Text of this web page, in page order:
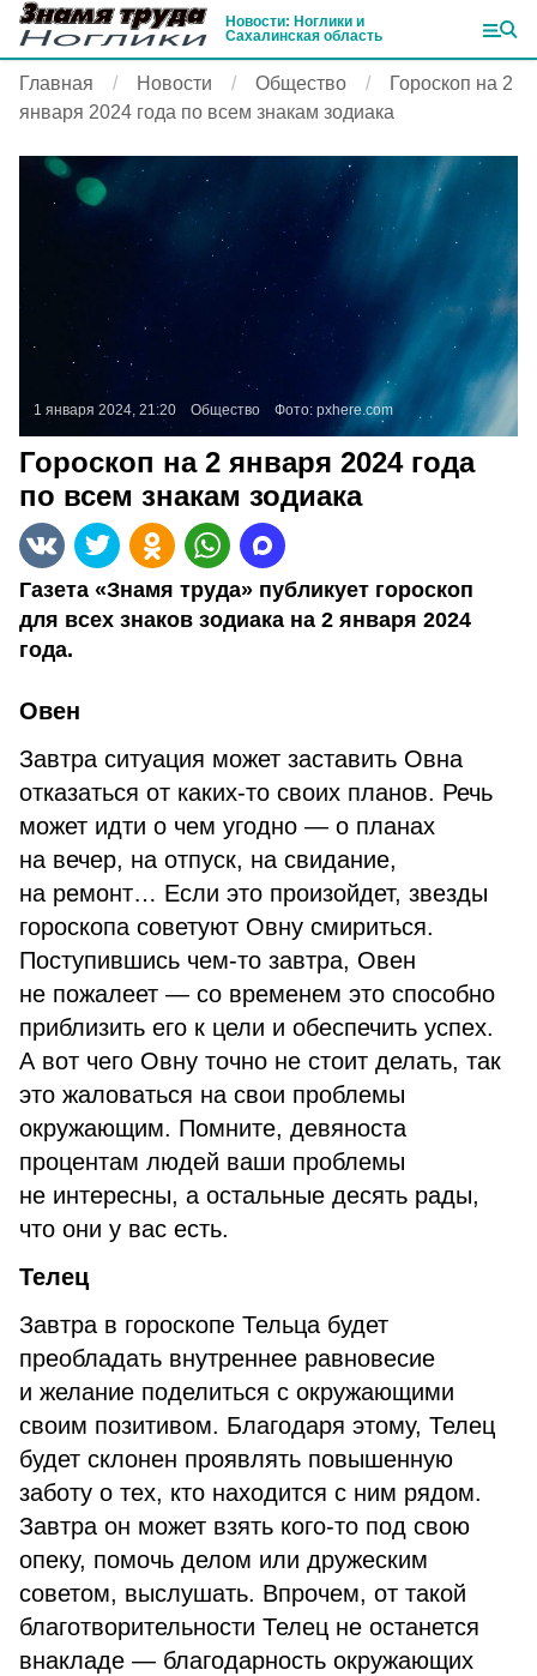
Новости: Ноглики и
Сахалинская область
Главная Новости Общество
Гороскоп на 2
января 2024 года по всем знакам зодиака
1 января 2024, 21:20 Общество Фото: pxhere.com
Гороскоп на 2 января 2024 года
по всем знакам зодиака
Газета «Знамя труда» публикует гороскоп
для всех знаков зодиака на 2 января 2024
года.
Овен
Завтра ситуация может заставить Овна
отказаться от каких-то своих планов. Речь
может идти о чем угодно — о планах
на вечер, на отпуск, на свидание,
на ремонт… Если это произойдет, звезды
гороскопа советуют Овну смириться.
Поступившись чем-то завтра, Овен
не пожалеет — со временем это способно
приблизить его к цели и обеспечить успех.
А вот чего Овну точно не стоит делать, так
это жаловаться на свои проблемы
окружающим. Помните, девяноста
процентам людей ваши проблемы
не интересны, а остальные десять рады,
что они у вас есть.
Телец
Завтра в гороскопе Тельца будет
преобладать внутреннее равновесие
и желание поделиться с окружающими
своим позитивом. Благодаря этому, Телец
будет склонен проявлять повышенную
заботу о тех, кто находится с ним рядом.
Завтра он может взять кого-то под свою
опеку, помочь делом или дружеским
советом, выслушать. Впрочем, от такой
благотворительности Телец не останется
внакладе — благодарность окружающих